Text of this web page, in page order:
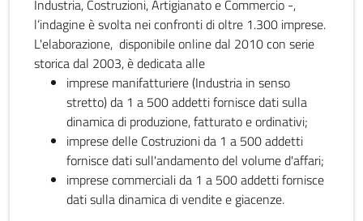
Industria, Costruzioni, Artigianato e Commercio -,
l’indagine è svolta nei confronti di oltre 1.300 imprese.
L'elaborazione, disponibile online dal 2010 con serie
storica dal 2003, è dedicata alle
imprese manifatturiere (Industria in senso
stretto) da 1 a 500 addetti fornisce dati sulla
dinamica di produzione, fatturato e ordinativi;
imprese delle Costruzioni da 1 a 500 addetti
fornisce dati sull'andamento del volume d'affari;
imprese commerciali da 1 a 500 addetti fornisce
dati sulla dinamica di vendite e giacenze.